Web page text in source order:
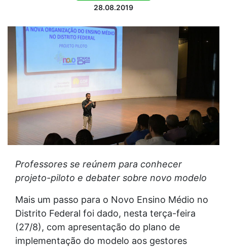
28.08.2019
Professores se reúnem para conhecer
projeto-piloto e debater sobre novo modelo
Mais um passo para o Novo Ensino Médio no
Distrito Federal foi dado, nesta terça-feira
(27/8), com apresentação do plano de
implementação do modelo aos gestores